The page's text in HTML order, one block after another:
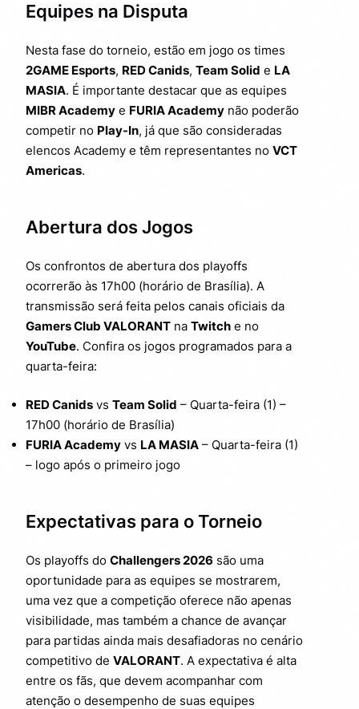
Equipes na Disputa
Nesta fase do torneio, estão em jogo os times
2GAME Esports, RED Canids, Team Solid e LA
MASIA. É importante destacar que as equipes
MIBR Academy e FURIA Academy não poderão
competir no Play-In, já que são consideradas
elencos Academy e têm representantes no VCT
Americas.
Abertura dos Jogos
Os confrontos de abertura dos playoffs
ocorrerão às 17h00 (horário de Brasília). A
transmissão será feita pelos canais oficiais da
Gamers Club VALORANT na Twitch e no
YouTube. Confira os jogos programados para a
quarta-feira:
RED Canids vs Team Solid – Quarta-feira (1) –
17h00 (horário de Brasília)
FURIA Academy vs LA MASIA – Quarta-feira (1)
– logo após o primeiro jogo
Expectativas para o Torneio
Os playoffs do Challengers 2026 são uma
oportunidade para as equipes se mostrarem,
uma vez que a competição oferece não apenas
visibilidade, mas também a chance de avançar
para partidas ainda mais desafiadoras no cenário
competitivo de VALORANT. A expectativa é alta
entre os fãs, que devem acompanhar com
atenção o desempenho de suas equipes